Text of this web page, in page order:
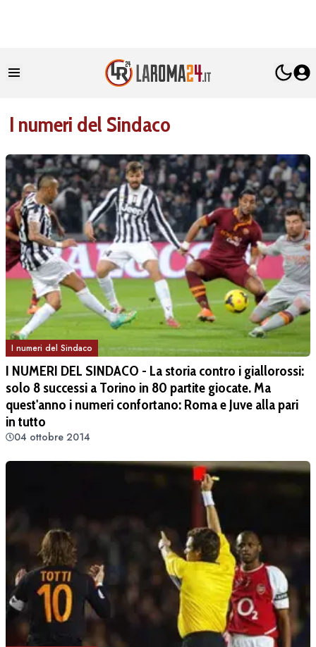
I numeri del Sindaco
I numeri del Sindaco
I NUMERI DEL SINDACO - La storia contro i giallorossi:
solo 8 successi a Torino in 80 partite giocate. Ma
quest'anno i numeri confortano: Roma e Juve alla pari
in tutto
04 ottobre 2014